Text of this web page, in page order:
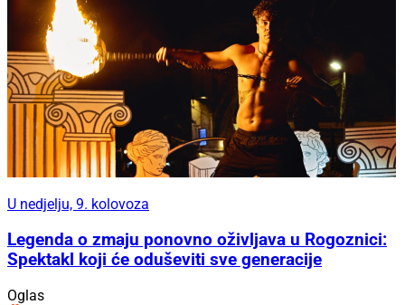
U nedjelju, 9. kolovoza
Legenda o zmaju ponovno oživljava u Rogoznici:
Spektakl koji će oduševiti sve generacije
Oglas